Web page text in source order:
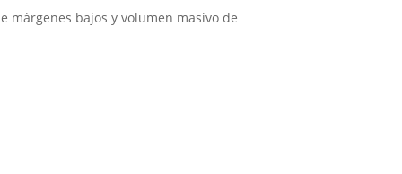
márgenes bajos y volumen masivo de